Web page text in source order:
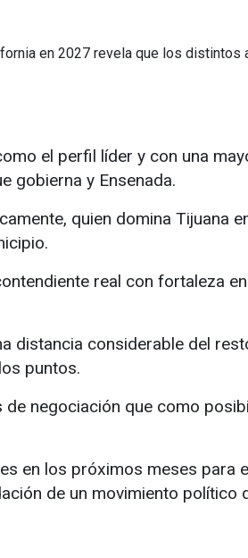
en 2027 revela que los
el perfil líder y con una
gobierna y Ensenada.
quien domina Tijuana
real con fortaleza
distancia considerable del
puntos.
negociación que como
en los próximos meses para
de un movimiento político